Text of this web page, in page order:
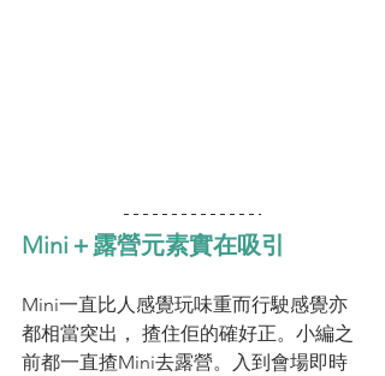
Mini＋露營元素實在吸引
Mini一直比人感覺玩味重而行駛感覺亦
都相當突出， 揸住佢的確好正。小編之
前都一直揸Mini去露營。入到會場即時